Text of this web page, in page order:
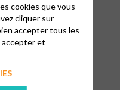
CÔTE PAVÉE
cookies que vous
cliquer sur
accepter tous les
accepter et